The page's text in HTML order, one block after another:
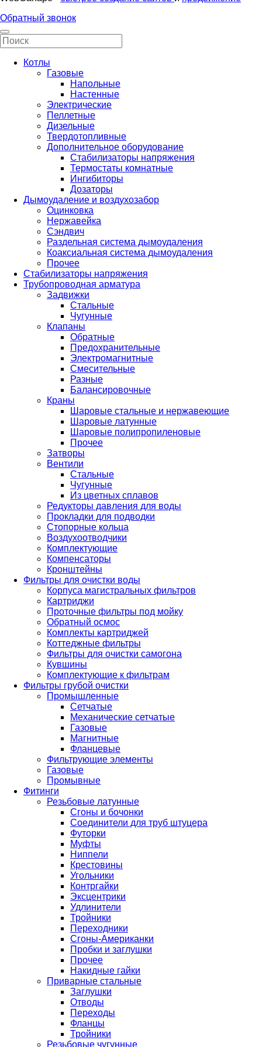
Обратный звонок
Котлы
Газовые
Напольные
Настенные
Электрические
Пеллетные
Дизельные
Твердотопливные
Дополнительное оборудование
Стабилизаторы напряжения
Термостаты комнатные
Ингибиторы
Дозаторы
Дымоудаление и воздухозабор
Оцинковка
Нержавейка
Сэндвич
Раздельная система дымоудаления
Коаксиальная система дымоудаления
Прочее
Стабилизаторы напряжения
Трубопроводная арматура
Задвижки
Стальные
Чугунные
Клапаны
Обратные
Предохранительные
Электромагнитные
Смесительные
Разные
Балансировочные
Краны
Шаровые стальные и нержавеющие
Шаровые латунные
Шаровые полипропиленовые
Прочее
Затворы
Вентили
Стальные
Чугунные
Из цветных сплавов
Редукторы давления для воды
Прокладки для подводки
Стопорные кольца
Воздухоотводчики
Комплектующие
Компенсаторы
Кронштейны
Фильтры для очистки воды
Корпуса магистральных фильтров
Картриджи
Проточные фильтры под мойку
Обратный осмос
Комплекты картриджей
Коттеджные фильтры
Фильтры для очистки самогона
Кувшины
Комплектующие к фильтрам
Фильтры грубой очистки
Промышленные
Сетчатые
Механические сетчатые
Газовые
Магнитные
Фланцевые
Фильтрующие элементы
Газовые
Промывные
Фитинги
Резьбовые латунные
Сгоны и бочонки
Соединители для труб штуцера
Футорки
Муфты
Ниппели
Крестовины
Угольники
Контргайки
Эксцентрики
Удлинители
Тройники
Переходники
Сгоны-Американки
Пробки и заглушки
Прочее
Накидные гайки
Приварные стальные
Заглушки
Отводы
Переходы
Фланцы
Тройники
Резьбовые чугунные